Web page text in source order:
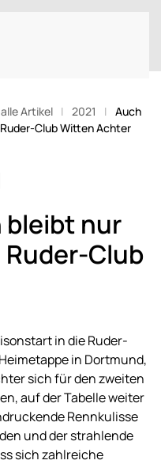
Artikel 2021
Auch
Club Witten Achter
bleibt nur
Ruder-Club
in die Ruder-
in Dortmund,
sich für den zweiten
auf der Tabelle weiter
Rennkulisse
und der strahlende
sich zahlreiche